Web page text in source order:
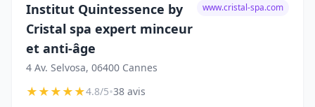
Institut Quintessence by
Cristal spa expert minceur
et anti-âge
4 Av. Selvosa, 06400 Cannes
www.cristal-spa.com
★★★★★4.8/5•38 avis